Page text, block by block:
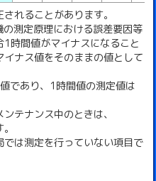
れることがあります。
の測定原理における誤差要因等
時間値がマイナスになること
ナス値をそのままの値として
であり、1時間値の測定値は
テナンス中のときは、
は測定を行っていない項目で